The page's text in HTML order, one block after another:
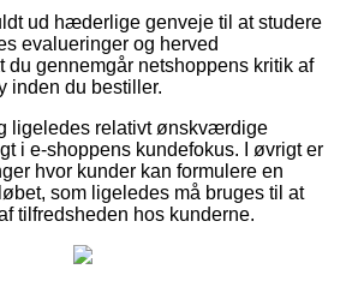
ud hæderlige genveje til at studere
evalueringer og herved
du gennemgår netshoppens kritik af
inden du bestiller.
ligeledes relativt ønskværdige
i e-shoppens kundefokus. I øvrigt er
hvor kunder kan formulere en
som ligeledes må bruges til at
tilfredsheden hos kunderne.